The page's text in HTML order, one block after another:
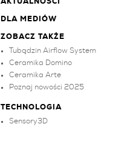
DLA MEDIÓW
ZOBACZ TAKŻE
Tubądzin Airflow System
Ceramika Domino
Ceramika Arte
Poznaj nowości 2025
TECHNOLOGIA
Sensory3D